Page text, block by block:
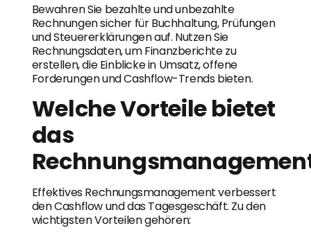
Bewahren Sie bezahlte und unbezahlte
Rechnungen sicher für Buchhaltung, Prüfungen
und Steuererklärungen auf. Nutzen Sie
Rechnungsdaten, um Finanzberichte zu
erstellen, die Einblicke in Umsatz, offene
Forderungen und Cashflow-Trends bieten.
Welche Vorteile bietet
das
Effektives Rechnungsmanagement verbessert
den Cashflow und das Tagesgeschäft. Zu den
wichtigsten Vorteilen gehören: